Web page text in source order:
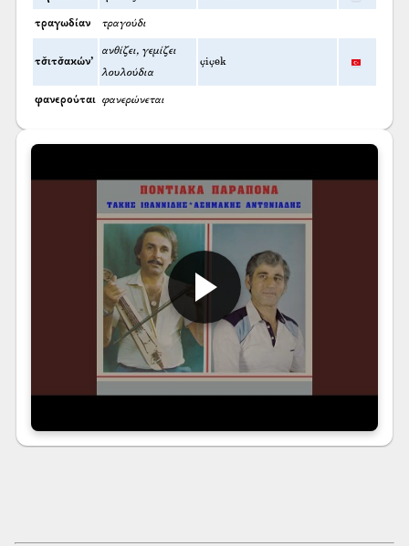
τραγωδίαν τραγούδι
τσ̌ιτσ̌ακών’
ανθίζει, γεμίζει
λουλούδια
çiçek
φανερούται φανερώνεται